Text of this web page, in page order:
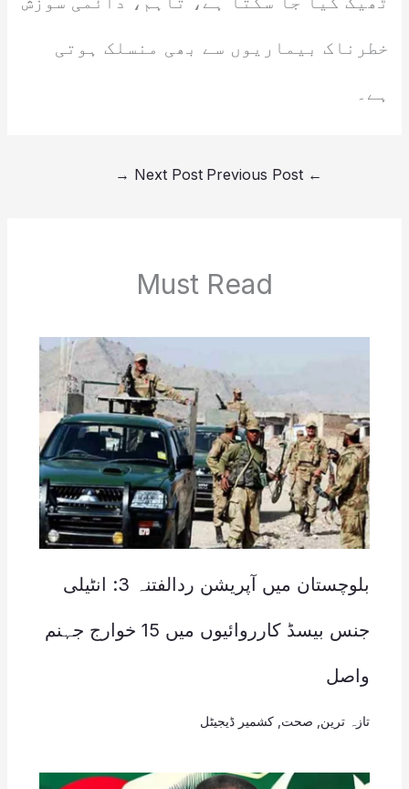
خطرناک بیماریوں سے بھی منسلک ہوتی
ہے۔
←
Next Post
→
Must Read
بلوچستان میں آپریشن ردالفتنہ 3: انٹیلی
جنس بیسڈ کارروائیوں میں 15 خوارج جہنم
واصل
تازہ ترین صحت کشمیر ڈیجیٹل